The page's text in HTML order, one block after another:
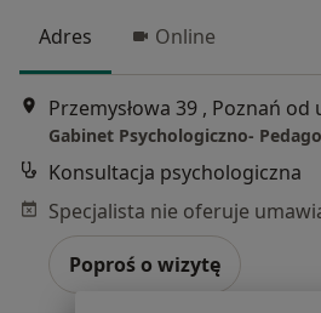
Adres Online
Przemysłowa 39 , Poznań od
Konsultacja psychologiczna
Poproś o wizytę